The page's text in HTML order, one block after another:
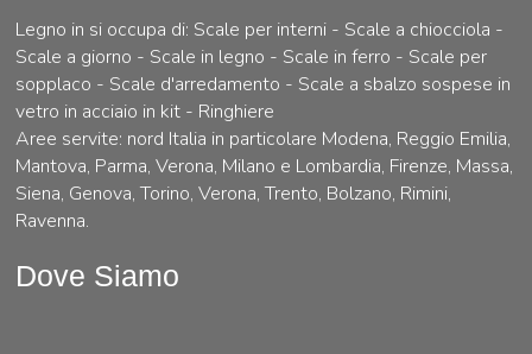
Legno in si occupa di: Scale per interni - Scale a chiocciola -
Scale a giorno - Scale in legno - Scale in ferro - Scale per
sopplaco - Scale d'arredamento - Scale a sbalzo sospese in
vetro in acciaio in kit - Ringhiere
Aree servite: nord Italia in particolare Modena, Reggio Emilia,
Mantova, Parma, Verona, Milano e Lombardia, Firenze, Massa,
Siena, Genova, Torino, Verona, Trento, Bolzano, Rimini,
Ravenna.
Dove Siamo